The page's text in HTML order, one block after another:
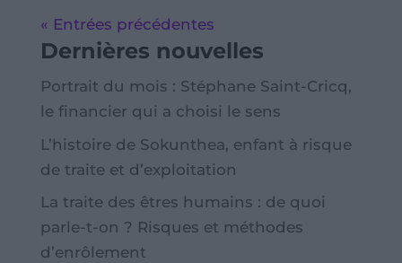
« Entrées précédentes
Dernières nouvelles
Portrait du mois : Stéphane Saint-Cricq,
le financier qui a choisi le sens
L’histoire de Sokunthea, enfant à risque
de traite et d’exploitation
La traite des êtres humains : de quoi
parle-t-on ? Risques et méthodes
d’enrôlement